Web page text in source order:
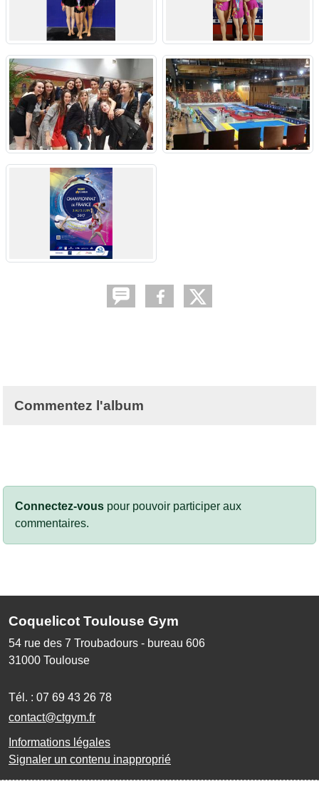
Commentez l'album
Connectez-vous pour pouvoir participer aux
commentaires.
Coquelicot Toulouse Gym
54 rue des 7 Troubadours - bureau 606
31000 Toulouse
Tél. : 07 69 43 26 78
contact@ctgym.fr
Informations légales
Signaler un contenu inapproprié